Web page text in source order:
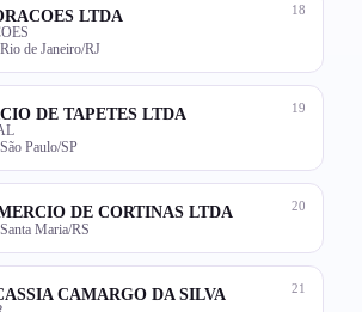
18
LTDA
Rio de Janeiro/RJ
19
DE TAPETES LTDA
São Paulo/SP
20
DE CORTINAS LTDA
Santa Maria/RS
21
CAMARGO DA SILVA